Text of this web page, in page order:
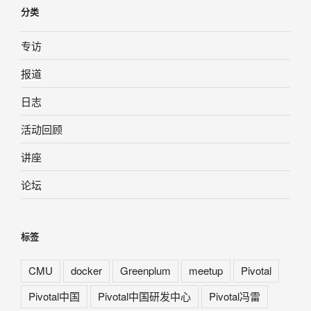
分类
专访
报道
日志
活动回顾
讲座
论坛
标签
CMU docker Greenplum meetup
Pivotal
Pivotal中国
Pivotal中国研发中心
Pivotal冯雷